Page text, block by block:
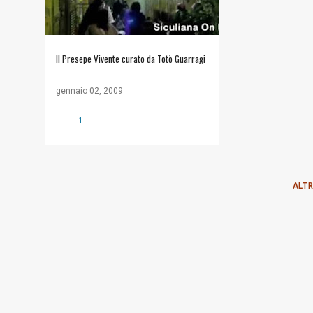
Il Presepe Vivente curato da Totò Guarragi
gennaio 02, 2009
1